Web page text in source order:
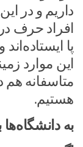
داریم و در
افراد حرف
پا
این موارد
متاسفانه
هستیم.
به